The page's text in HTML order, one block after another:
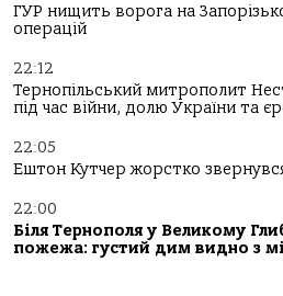
ГУР нищить ворога на
операцій
22:12
Тернопільський митрополит
під час війни, долю України та
22:05
Ештон Кутчер жорстко
22:00
Біля Тернополя у Великому
пожежа: густий дим видно з